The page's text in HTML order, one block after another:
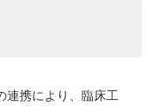
連携により、臨床工